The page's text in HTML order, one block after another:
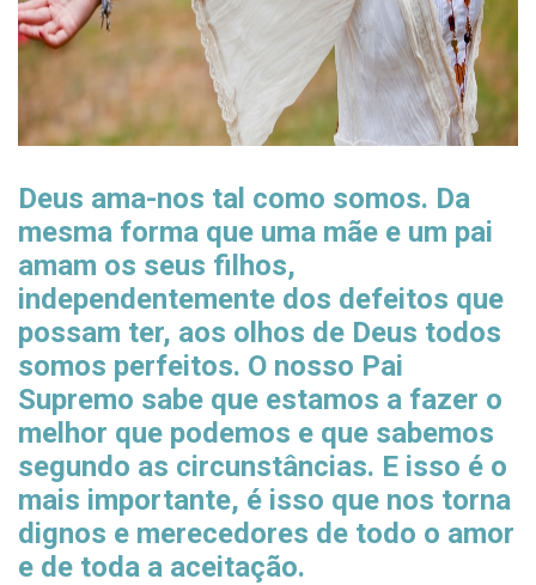
Deus ama-nos tal como somos. Da
mesma forma que uma mãe e um pai
amam os seus filhos,
independentemente dos defeitos que
possam ter, aos olhos de Deus todos
somos perfeitos. O nosso Pai
Supremo sabe que estamos a fazer o
melhor que podemos e que sabemos
segundo as circunstâncias. E isso é o
mais importante, é isso que nos torna
dignos e merecedores de todo o amor
e de toda a aceitação.